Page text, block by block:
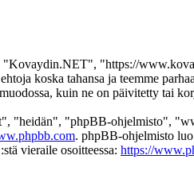
"https://
koska tahansa ja teemme
kuin ne on päivitetty tai
"heidän", "phpBB-ohjelmisto",
. phpBB-ohjelmisto
vieraile osoitteessa: https://